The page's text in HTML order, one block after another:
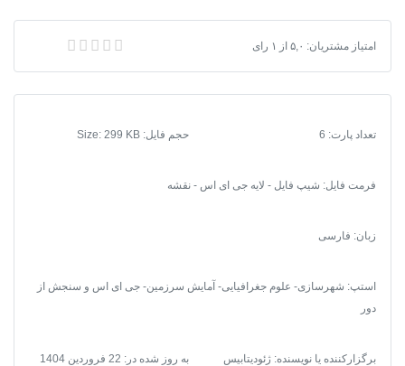
1399
عدد
شیپ فایل دهستان های استان ایلام 1399
امتیاز مشتریان: ۵,۰ از ۱ رای
تعداد پارت: 6 حجم فایل: Size: 299 KB
فرمت فایل: شیپ فایل - لایه جی ای اس - نقشه
زبان: فارسی
استپ: شهرسازی- علوم جغرافیایی- آمایش سرزمین- جی ای اس و سنجش از
دور
برگزارکننده یا نویسنده: ژئودیتابیس به روز شده در: 22 فروردین 1404